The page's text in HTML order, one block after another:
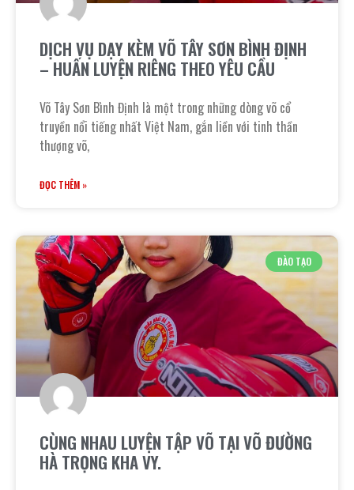
DỊCH VỤ DẠY KÈM VÕ TÂY SƠN BÌNH ĐỊNH
– HUẤN LUYỆN RIÊNG THEO YÊU CẦU
Võ Tây Sơn Bình Định là một trong những dòng võ cổ
truyền nổi tiếng nhất Việt Nam, gắn liền với tinh thần
thượng võ,
ĐỌC THÊM »
ĐÀO TẠO
CÙNG NHAU LUYỆN TẬP VÕ TẠI VÕ ĐƯỜNG
HÀ TRỌNG KHA VY.